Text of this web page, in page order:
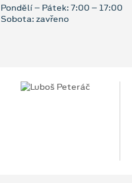
Pondělí – Pátek: 7:00 – 17:00
Sobota: zavřeno